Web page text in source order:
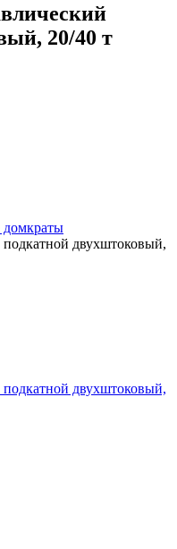
20/40 т
домкраты
двухштоковый,